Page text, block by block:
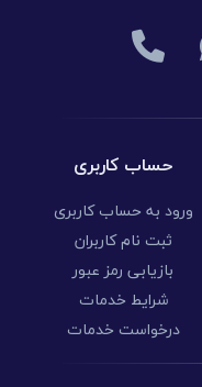
حساب کاربری
ورود به حساب کاربری
ثبت نام کاربران
بازیابی رمز عبور
شرایط خدمات
درخواست خدمات